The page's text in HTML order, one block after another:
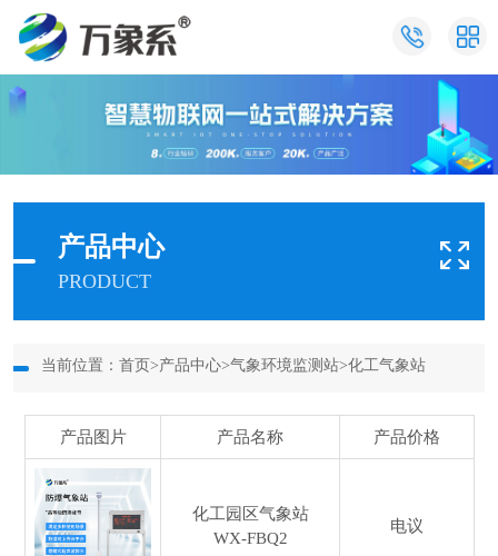
产品中心
PRODUCT
当前位置： 首页 >产品中心>气象环境监测站>化工气象站
产品图片 产品名称 产品价格
化工园区气象站
WX-FBQ2
电议